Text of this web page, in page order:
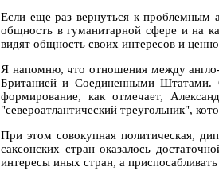
Если еще раз вернуться к проблемным
общность в гуманитарной сфере и на
видят общность своих интересов и
Я напомню, что отношения между
Британией и Соединенными Штатами.
формирование, как отмечает,
"североатлантический треугольник",
При этом совокупная политическая,
саксонских стран оказалось
интересы иных стран, а